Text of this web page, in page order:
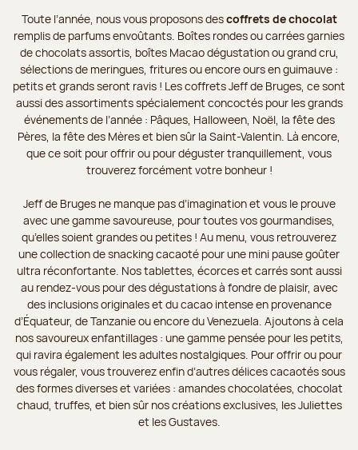
Toute l’année, nous vous proposons descoffrets de chocolat
remplis de parfums envoûtants. Boîtes rondes ou carrées garnies
de chocolats assortis, boîtes Macao dégustation ou grand cru,
sélections de meringues, fritures ou encore ours en guimauve :
petits et grands seront ravis ! Les coffrets Jeff de Bruges, ce sont
aussi des assortiments spécialement concoctés pour les grands
événements de l’année : Pâques, Halloween, Noël, la fête des
Pères, la fête des Mères et bien sûr la Saint-Valentin. Là encore,
que ce soit pour offrir ou pour déguster tranquillement, vous
trouverez forcément votre bonheur !
Jeff de Bruges ne manque pas d’imagination et vous le prouve
avec une gamme savoureuse, pour toutes vos gourmandises,
qu’elles soient grandes ou petites ! Au menu, vous retrouverez
une collection de snacking cacaoté pour une mini pause goûter
ultra réconfortante. Nos tablettes, écorces et carrés sont aussi
au rendez-vous pour des dégustations à fondre de plaisir, avec
des inclusions originales et du cacao intense en provenance
d’Équateur, de Tanzanie ou encore du Venezuela. Ajoutons à cela
nos savoureux enfantillages : une gamme pensée pour les petits,
qui ravira également les adultes nostalgiques. Pour offrir ou pour
vous régaler, vous trouverez enfin d’autres délices cacaotés sous
des formes diverses et variées : amandes chocolatées, chocolat
chaud, truffes, et bien sûr nos créations exclusives, les Juliettes
et les Gustaves.